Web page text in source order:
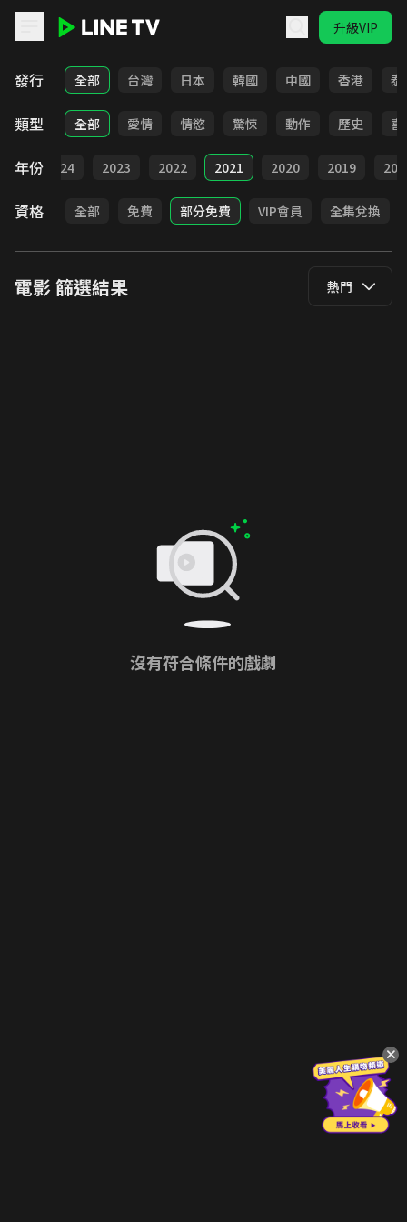
升級VIP
LINE TV - 電影
發行 全部 台灣 日本 韓國 中國 香港 泰
類型 全部 愛情 情慾 驚悚 動作 歷史 喜
年份 2024 2023 2022 2021 2020 2019
資格 全部 免費 部分免費 VIP會員 全集兌換
電影篩選結果 熱門
沒有符合條件的戲劇